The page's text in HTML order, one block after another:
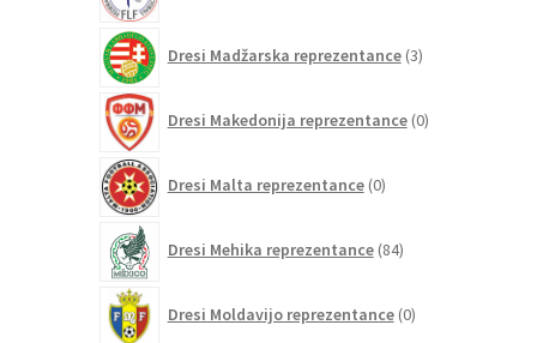
Dresi Madžarska reprezentance 3izdelki
Dresi Makedonija reprezentance 0izdelkov
Dresi Malta reprezentance 0izdelkov
Dresi Mehika reprezentance 84izdelkov
Dresi Moldavijo reprezentance 0izdelkov